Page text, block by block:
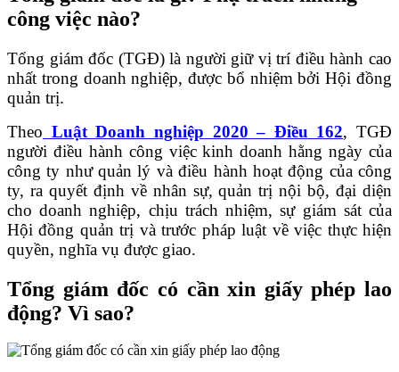
công việc nào?
Tổng giám đốc (TGĐ) là người giữ vị trí điều hành cao
nhất trong doanh nghiệp, được bổ nhiệm bởi Hội đồng
quản trị.
Theo Luật Doanh nghiệp 2020 – Điều 162, TGĐ
người điều hành công việc kinh doanh hằng ngày của
công ty như quản lý và điều hành hoạt động của công
ty, ra quyết định về nhân sự, quản trị nội bộ, đại diện
cho doanh nghiệp, chịu trách nhiệm, sự giám sát của
Hội đồng quản trị và trước pháp luật về việc thực hiện
quyền, nghĩa vụ được giao.
Tổng giám đốc có cần xin giấy phép lao
động? Vì sao?